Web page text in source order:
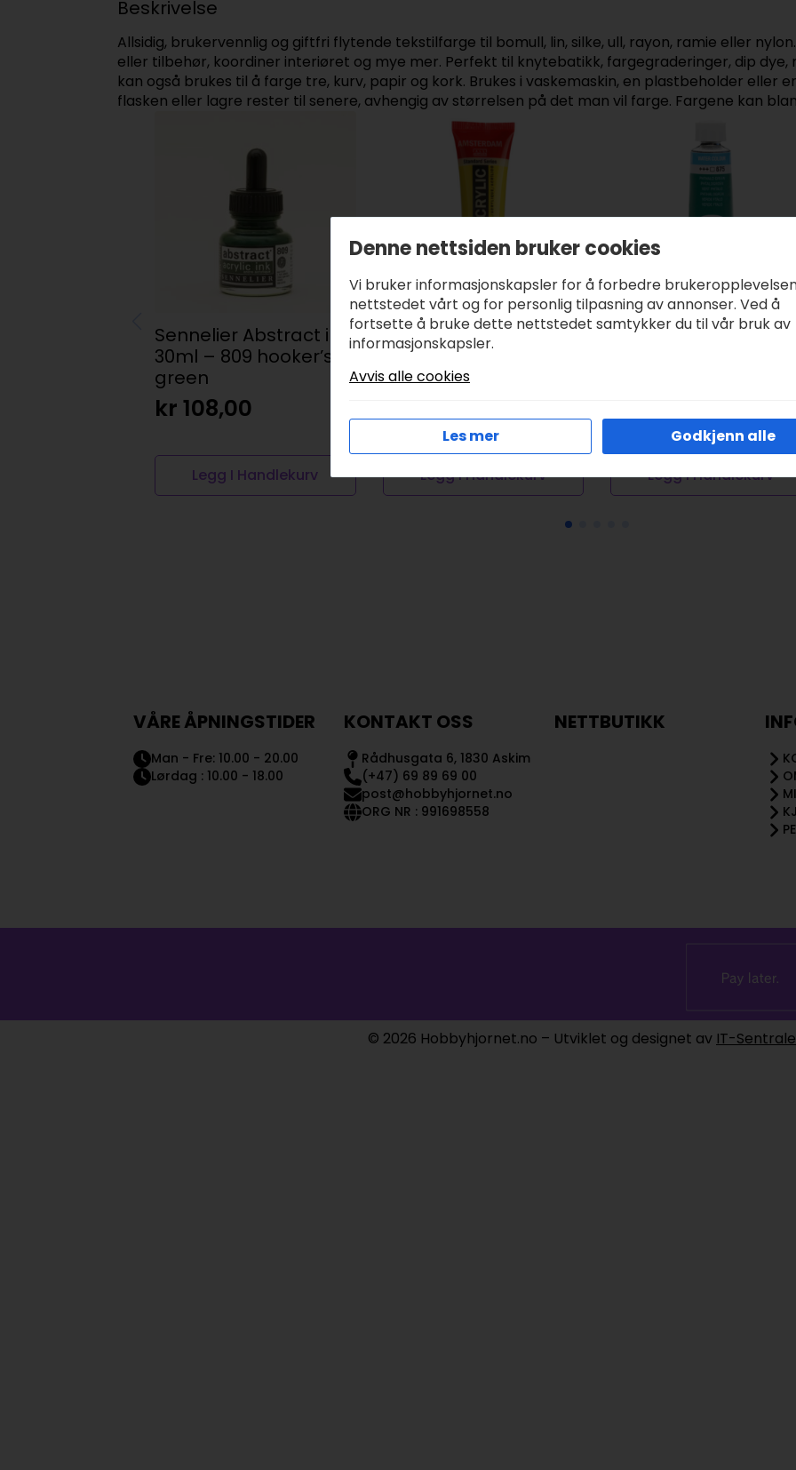
Beskrivelse
Allsidig, brukervennlig og giftfri flytende tekstilfarge til bomull, lin, silke, ull, rayon, ramie eller
eller tilbehør, koordiner interiøret og mye mer. Perfekt til knytebatikk, fargegraderinger, dip
kan også brukes til å farge tre, kurv, papir og kork. Brukes i vaskemaskin, en plastbeholder eller
flasken eller lagre rester til senere, avhengig av størrelsen på det man vil farge. Fargene kan
Sennelier Abstract ink
30ml – 809 hooker’s
green
kr 108,00
Legg I Handlekurv
Amsterdam Standard
20ml, 275 primary
yellow
Legg I Handlekurv
Van Gogh
Legg I Handlekurv
VÅRE ÅPNINGSTIDER
Man - Fre: 10.00 - 20.00
Lørdag : 10.00 - 18.00
KONTAKT OSS
Rådhusgata 6, 1830 Askim
(+47) 69 89 69 00
post@hobbyhjornet.no
ORG NR : 991698558
NETTBUTIKK
© 2026 Hobbyhjornet.no – Utviklet og designet av IT-
Denne nettsiden bruker cookies
Vi bruker informasjonskapsler for å forbedre
nettstedet vårt og for personlig tilpasning av annonser. Ved å
fortsette å bruke dette nettstedet samtykker du til vår bruk av
informasjonskapsler.
Avvis alle cookies
Les mer Godkjenn alle